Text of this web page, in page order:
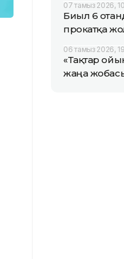
07 тамыз 2026,
Биыл 6
прокатқа
06 тамыз 2026,
«Тақтар
жаңа